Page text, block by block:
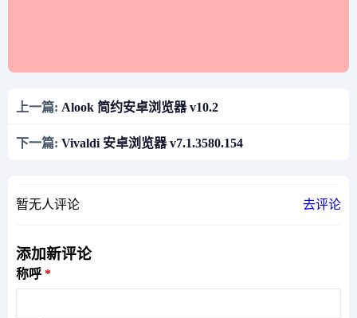
上一篇: Alook 简约安卓浏览器 v10.2
下一篇: Vivaldi 安卓浏览器 v7.1.3580.154
暂无人评论 去评论
添加新评论
称呼